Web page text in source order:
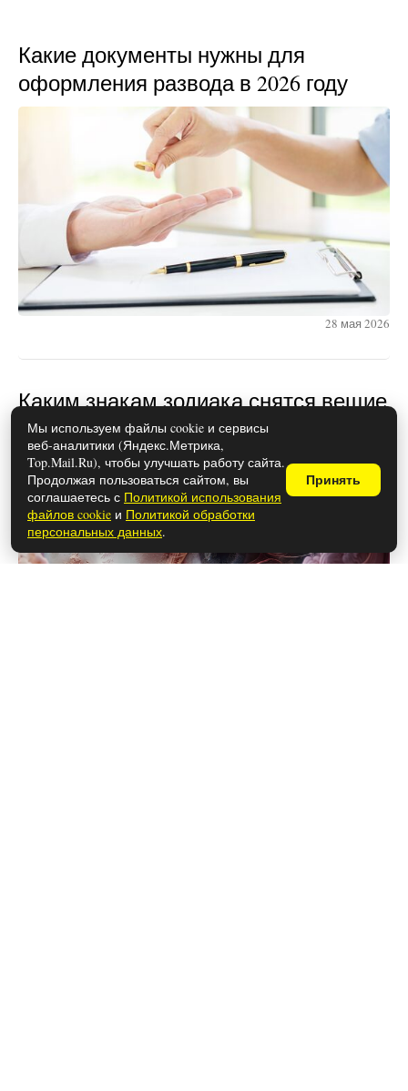
Какие документы нужны для
оформления развода в 2026 году
28 мая 2026
Каким знакам зодиака снятся вещие
сны
Мы используем файлы cookie и сервисы
веб-аналитики (Яндекс.Метрика,
Top.Mail.Ru), чтобы улучшать работу сайта.
Продолжая пользоваться сайтом, вы
соглашаетесь с Политикой использования
файлов cookie и Политикой обработки
персональных данных.
Принять